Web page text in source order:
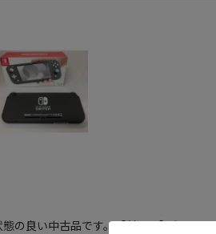
の良い中古品です。【付属品】全てあり